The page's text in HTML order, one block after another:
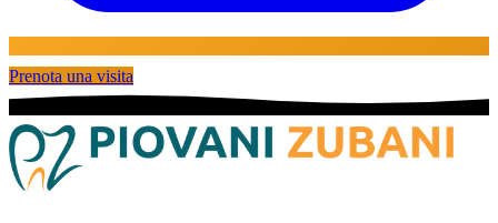
Prenota una visita